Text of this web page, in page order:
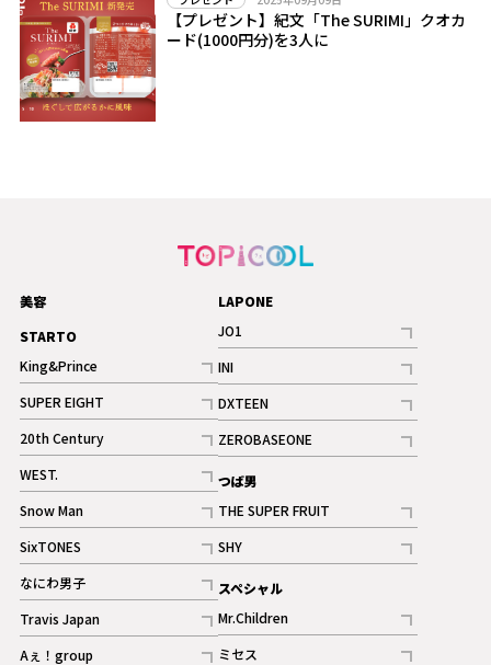
【プレゼント】紀文「The SURIMI」クオカ
ード(1000円分)を3人に
美容
STARTO
King&Prince
記事
SUPER EIGHT
記事
20th Century
記事
WEST.
記事
Snow Man
記事
ギャラリー
SixTONES
記事
ギャラリー
なにわ男子
記事
Travis Japan
記事
Aぇ！group
LAPONE
JO1
記事
INI
記事
ギャラリー
DXTEEN
記事
ギャラリー
ZEROBASEONE
記事
つば男
THE SUPER FRUIT
記事
SHY
記事
スペシャル
Mr.Children
記事
ミセス